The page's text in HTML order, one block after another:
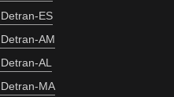
ES
AM
AL
MA